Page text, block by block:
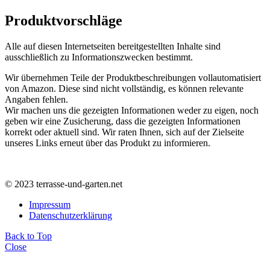
Produktvorschläge
Alle auf diesen Internetseiten bereitgestellten Inhalte sind
ausschließlich zu Informationszwecken bestimmt.
Wir übernehmen Teile der Produktbeschreibungen vollautomatisiert
von Amazon. Diese sind nicht vollständig, es können relevante
Angaben fehlen.
Wir machen uns die gezeigten Informationen weder zu eigen, noch
geben wir eine Zusicherung, dass die gezeigten Informationen
korrekt oder aktuell sind. Wir raten Ihnen, sich auf der Zielseite
unseres Links erneut über das Produkt zu informieren.
© 2023 terrasse-und-garten.net
Impressum
Datenschutzerklärung
Back to Top
Close